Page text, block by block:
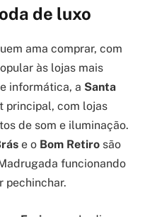
de luxo
ama comprar, com
às lojas mais
informática, a Santa
principal, com lojas
de som e iluminação.
e o Bom Retiro são
funcionando
pechinchar.